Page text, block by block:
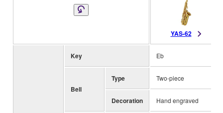
YAS-62
Key Eb
Bell
Type Two-piece
Decoration Hand engraved